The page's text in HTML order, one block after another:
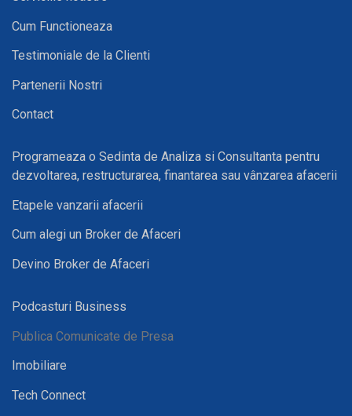
Cum Functioneaza
Testimoniale de la Clienti
Partenerii Nostri
Contact
Programeaza o Sedinta de Analiza si Consultanta pentru
dezvoltarea, restructurarea, finantarea sau vânzarea afacerii
Etapele vanzarii afacerii
Cum alegi un Broker de Afaceri
Devino Broker de Afaceri
Podcasturi Business
Publica Comunicate de Presa
Imobiliare
Tech Connect